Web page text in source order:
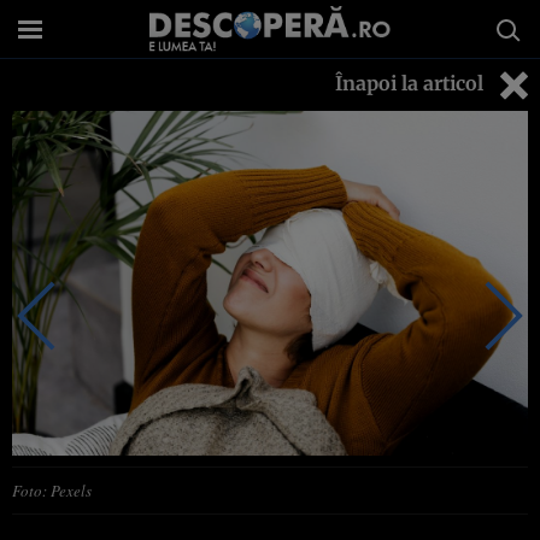
Înapoi la articol
Foto: Pexels